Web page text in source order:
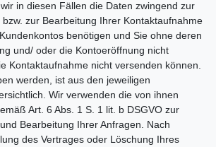
in diesen Fällen die Daten zwingend zur
zur Bearbeitung Ihrer Kontaktaufnahme
benötigen und Sie ohne deren
und/ oder die Kontoeröffnung nicht
Kontaktaufnahme nicht versenden können.
werden, ist aus den jeweiligen
Wir verwenden die von ihnen
Art. 6 Abs. 1 S. 1 lit. b DSGVO zur
Bearbeitung Ihrer Anfragen. Nach
des Vertrages oder Löschung Ihres